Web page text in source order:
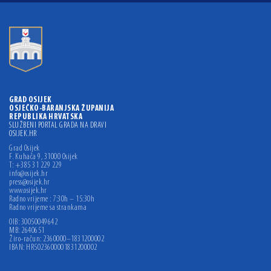
GRAD OSIJEK
OSJEČKO-BARANJSKA ŽUPANIJA
REPUBLIKA HRVATSKA
SLUŽBENI PORTAL GRADA NA DRAVI
OSIJEK.HR
Grad Osijek
F. Kuhača 9, 31000 Osijek
T: +385 31 229 229
info@osijek.hr
press@osijek.hr
www.osijek.hr
Radno vrijeme : 7:30h – 15:30h
Radno vrijeme sa strankama
OIB: 30050049642
MB: 2640651
Žiro-račun: 2360000–1831200002
IBAN: HR5023600001831200002